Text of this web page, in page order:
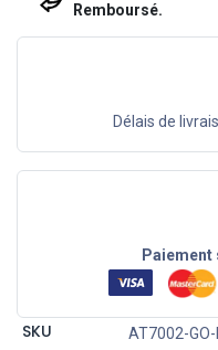
Remboursé.
Délais de
SKU AT7002-